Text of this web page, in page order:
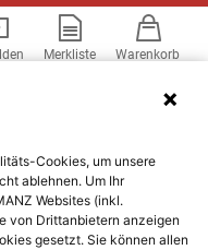
Merkliste Warenkorb
Cookies, um unsere
ablehnen. Um Ihr
Websites (inkl.
von Drittanbietern anzeigen
gesetzt. Sie können allen